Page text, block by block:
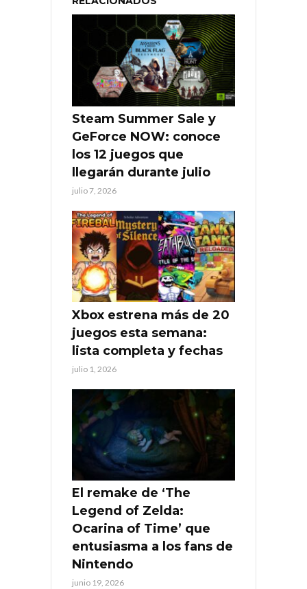
Steam Summer Sale y
GeForce NOW: conoce
los 12 juegos que
llegarán durante julio
julio 7, 2026
Xbox estrena más de 20
juegos esta semana:
lista completa y fechas
julio 1, 2026
El remake de ‘The
Legend of Zelda:
Ocarina of Time’ que
entusiasma a los fans de
Nintendo
junio 19, 2026